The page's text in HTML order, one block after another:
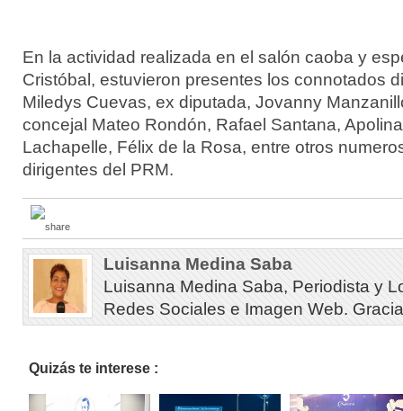
En la actividad realizada en el salón caoba y
Cristóbal, estuvieron presentes los connotados
Miledys Cuevas, ex diputada, Jovanny
concejal Mateo Rondón, Rafael Santana,
Lachapelle, Félix de la Rosa, entre otros
dirigentes del PRM.
Luisanna Medina Saba
Luisanna Medina Saba, Periodista y
Redes Sociales e Imagen Web.
Quizás te interese :